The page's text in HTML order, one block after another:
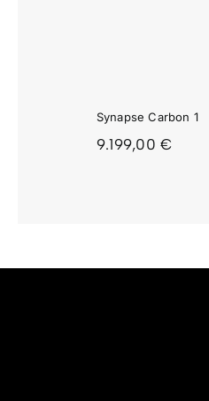
Synapse Carbon 1
9.199,00€